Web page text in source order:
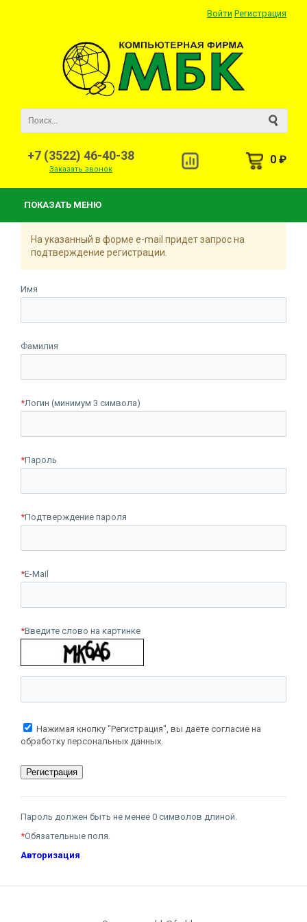
Войти Регистрация
+7 (3522) 46-40-38
Заказать звонок
0 ₽
ПОКАЗАТЬ МЕНЮ
На указанный в форме e-mail придет запрос на
подтверждение регистрации.
Имя
Фамилия
*Логин (минимум 3 символа)
*Пароль
*Подтверждение пароля
*E-Mail
*Введите слово на картинке
Нажимая кнопку "Регистрация", вы даёте согласие на
обработку персональных данных.
Пароль должен быть не менее 0 символов длиной.
*Обязательные поля.
Авторизация